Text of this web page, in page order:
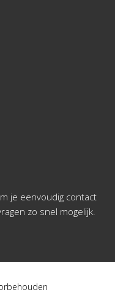
je eenvoudig contact
zo snel mogelijk.